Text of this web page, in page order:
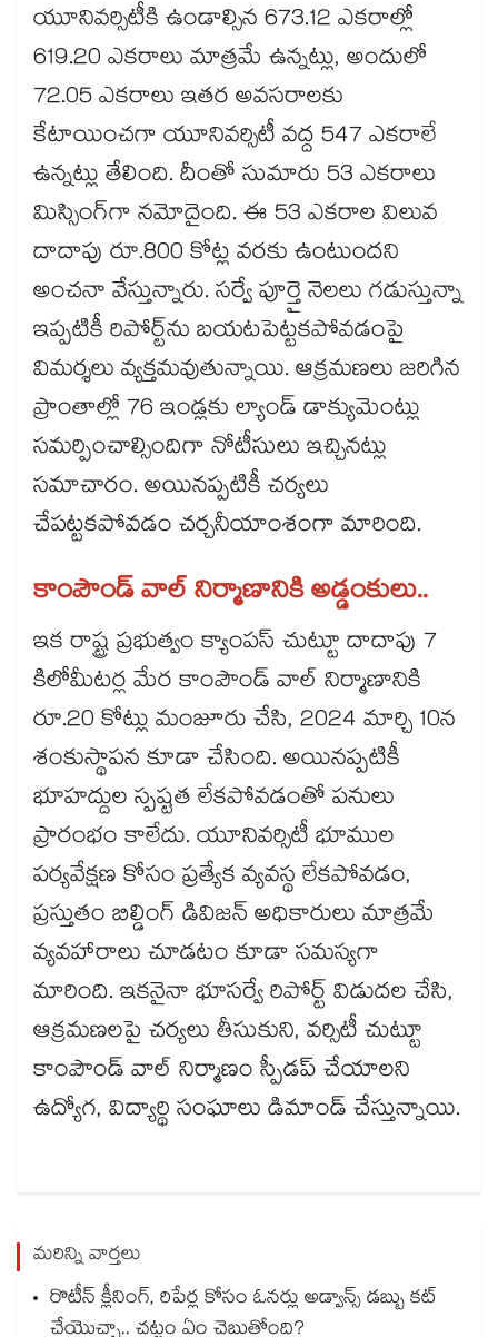
యూనివర్సిటీకి ఉండాల్సిన 673.12 ఎకరాల్లో
619.20 ఎకరాలు మాత్రమే ఉన్నట్లు, అందులో
72.05 ఎకరాలు ఇతర అవసరాలకు
కేటాయించగా యూనివర్సిటీ వద్ద 547 ఎకరాలే
ఉన్నట్లు తేలింది. దీంతో సుమారు 53 ఎకరాలు
మిస్సింగ్‌‌‌‌‌‌‌‌గా నమోదైంది. ఈ 53 ఎకరాల విలువ
దాదాపు రూ.800 కోట్ల వరకు ఉంటుందని
అంచనా వేస్తున్నారు. సర్వే పూర్తై నెలలు గడుస్తున్నా
ఇప్పటికీ రిపోర్ట్‌‌‌‌‌‌‌‌ను బయటపెట్టకపోవడంపై
విమర్శలు వ్యక్తమవుతున్నాయి. ఆక్రమణలు జరిగిన
ప్రాంతాల్లో 76 ఇండ్లకు ల్యాండ్ డాక్యుమెంట్లు
సమర్పించాల్సిందిగా నోటీసులు ఇచ్చినట్లు
సమాచారం. అయినప్పటికీ చర్యలు
చేపట్టకపోవడం చర్చనీయాంశంగా మారింది.
కాంపౌండ్​ వాల్​ నిర్మాణానికి అడ్డంకులు..
ఇక రాష్ట్ర ప్రభుత్వం క్యాంపస్ చుట్టూ దాదాపు 7
కిలోమీటర్ల మేర కాంపౌండ్ వాల్ నిర్మాణానికి
రూ.20 కోట్లు మంజూరు చేసి, 2024 మార్చి 10న
శంకుస్థాపన కూడా చేసింది. అయినప్పటికీ
భూహద్దుల స్పష్టత లేకపోవడంతో పనులు
ప్రారంభం కాలేదు. యూనివర్సిటీ భూముల
పర్యవేక్షణ కోసం ప్రత్యేక వ్యవస్థ లేకపోవడం,
ప్రస్తుతం బిల్డింగ్ డివిజన్ అధికారులు మాత్రమే
వ్యవహారాలు చూడటం కూడా సమస్యగా
మారింది. ఇకనైనా భూసర్వే రిపోర్ట్ విడుదల చేసి,
ఆక్రమణలపై చర్యలు తీసుకుని, వర్సిటీ చుట్టూ
కాంపౌండ్ వాల్ నిర్మాణం స్పీడప్​ చేయాలని
ఉద్యోగ, విద్యార్థి సంఘాలు డిమాండ్ చేస్తున్నాయి.
మరిన్ని వార్తలు
రొటీన్ క్లీనింగ్, రిపేర్ల కోసం ఓనర్లు అడ్వాన్స్ డబ్బు కట్